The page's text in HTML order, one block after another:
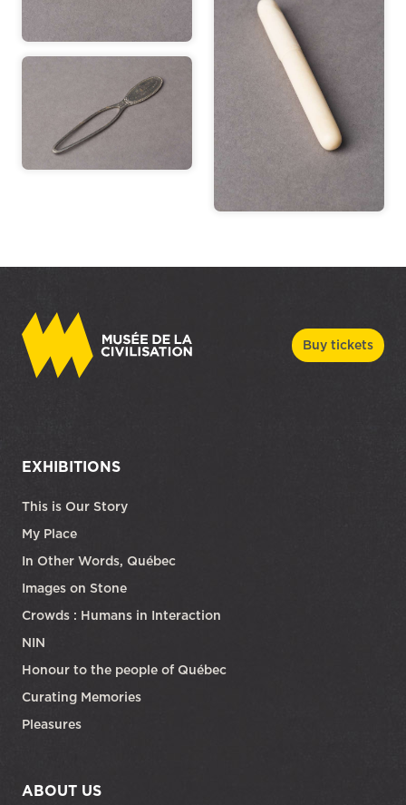
Buy tickets
EXHIBITIONS
This is Our Story
My Place
In Other Words, Québec
Images on Stone
Crowds : Humans in Interaction
NIN
Honour to the people of Québec
Curating Memories
Pleasures
ABOUT US